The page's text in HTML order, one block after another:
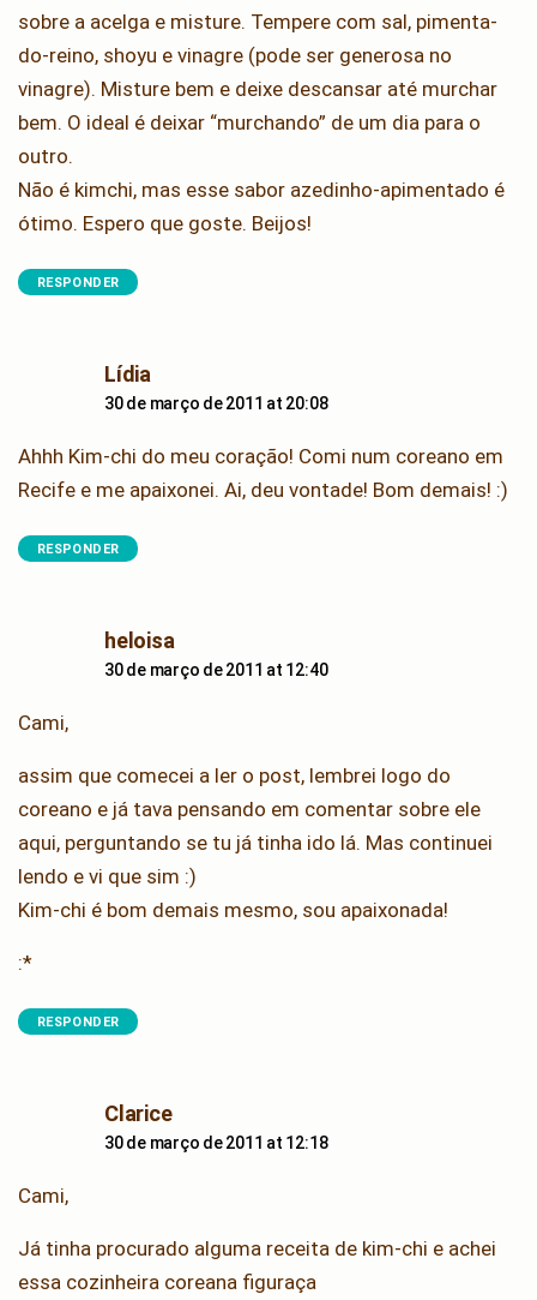
sobre a acelga e misture. Tempere com sal, pimenta-
do-reino, shoyu e vinagre (pode ser generosa no
vinagre). Misture bem e deixe descansar até murchar
bem. O ideal é deixar “murchando” de um dia para o
outro.
Não é kimchi, mas esse sabor azedinho-apimentado é
ótimo. Espero que goste. Beijos!
RESPONDER
Lídiasays:
30 de março de 2011 at 20:08
Ahhh Kim-chi do meu coração! Comi num coreano em
Recife e me apaixonei. Ai, deu vontade! Bom demais! :)
RESPONDER
heloisasays:
30 de março de 2011 at 12:40
Cami,
assim que comecei a ler o post, lembrei logo do
coreano e já tava pensando em comentar sobre ele
aqui, perguntando se tu já tinha ido lá. Mas continuei
lendo e vi que sim :)
Kim-chi é bom demais mesmo, sou apaixonada!
:*
RESPONDER
Claricesays:
30 de março de 2011 at 12:18
Cami,
Já tinha procurado alguma receita de kim-chi e achei
essa cozinheira coreana figuraça